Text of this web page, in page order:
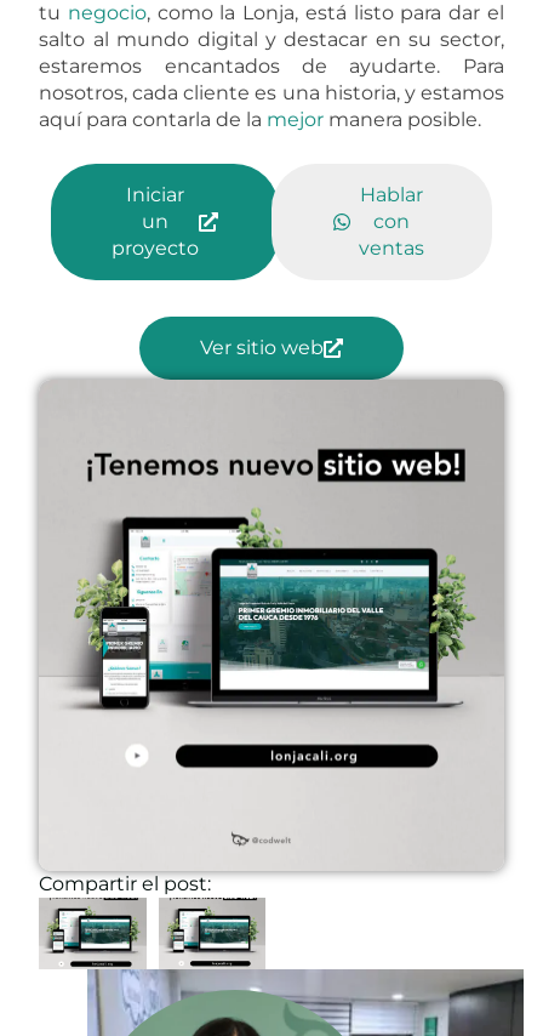
tu negocio, como la Lonja, está listo para dar el
salto al mundo digital y destacar en su sector,
estaremos encantados de ayudarte. Para
nosotros, cada cliente es una historia, y estamos
aquí para contarla de la mejor manera posible.
Iniciar
un
proyecto
Hablar
con
ventas
Ver sitio web
Compartir el post: